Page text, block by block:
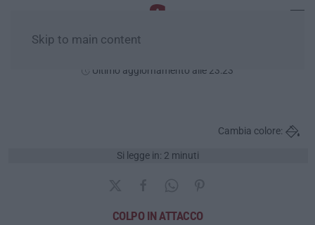
Skip to main content
Ultimo aggiornamento alle 23:23
Si legge in: 2 minuti
Cambia colore:
COLPO IN ATTACCO